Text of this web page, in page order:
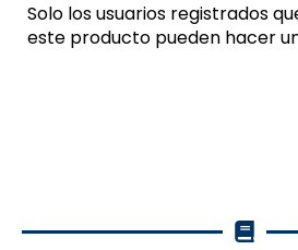
Solo los usuarios registrados
este producto pueden hacer